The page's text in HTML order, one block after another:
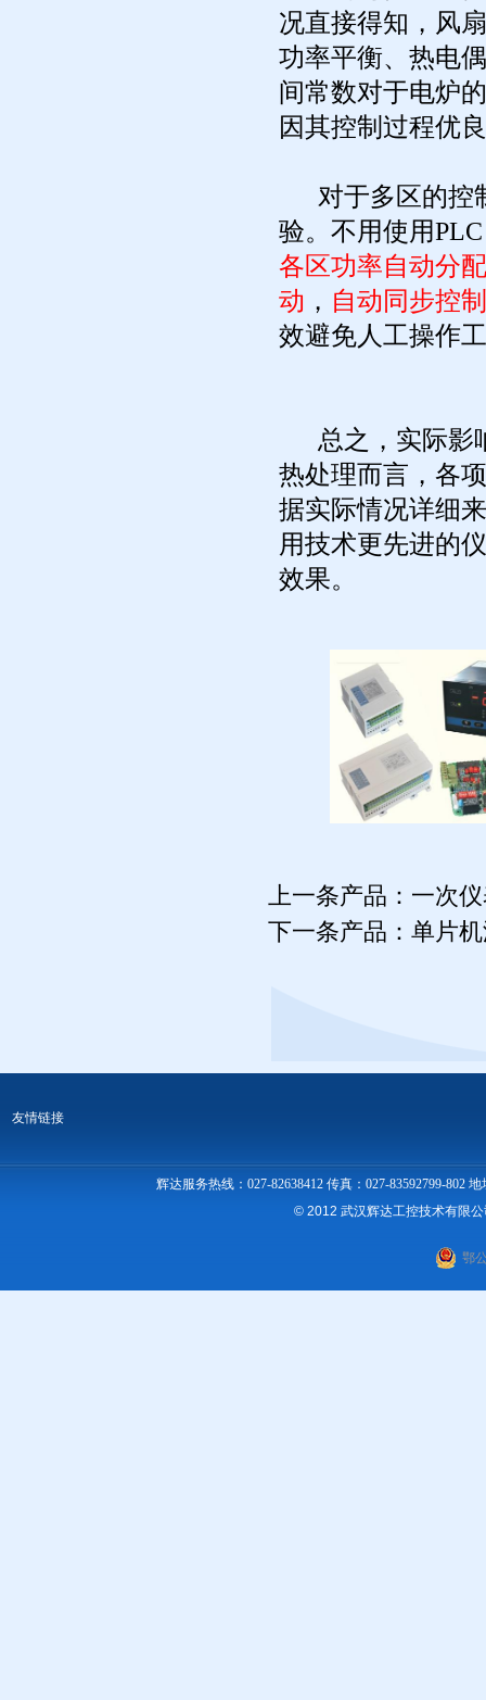
况直接得知，风
功率平衡、热电
间常数对于电炉
因其控制过程优
对于多区的控
验。不用使用
各区功率自动分配
动 ， 自动同步控制
效避免人工操作
总之，实际影
热处理而言，各
据实际情况详细
用技术更先进的
效果。
上一条产品： 一次
下一条产品： 单片
友情链接
辉达服务热线：027-82638412 传真：027-83592799-
© 2012 武汉辉达工控技术有限
鄂